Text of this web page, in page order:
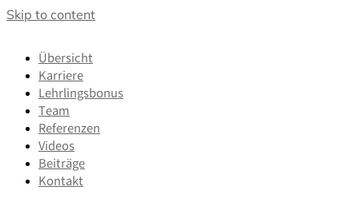
Skip to content
Übersicht
Karriere
Lehrlingsbonus
Team
Referenzen
Videos
Beiträge
Kontakt